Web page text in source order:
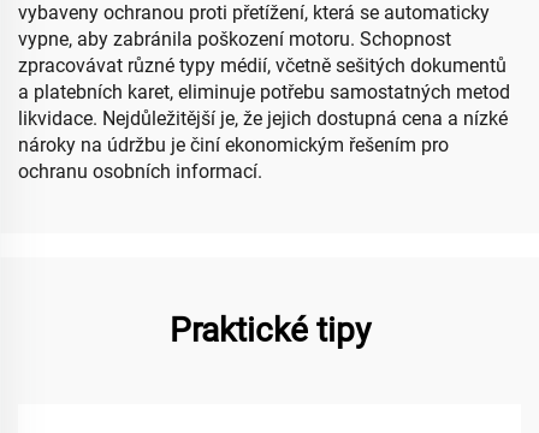
vybaveny ochranou proti přetížení, která se automaticky
vypne, aby zabránila poškození motoru. Schopnost
zpracovávat různé typy médií, včetně sešitých dokumentů
a platebních karet, eliminuje potřebu samostatných metod
likvidace. Nejdůležitější je, že jejich dostupná cena a nízké
nároky na údržbu je činí ekonomickým řešením pro
ochranu osobních informací.
Praktické tipy